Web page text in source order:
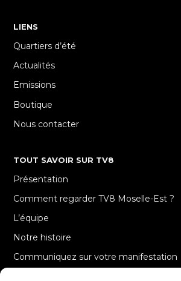
LIENS
Quartiers d’été
Actualités
Emissions
Boutique
Nous contacter
TOUT SAVOIR SUR TV8
Présentation
Comment regarder TV8 Moselle-Est ?
L’équipe
Notre histoire
Communiquez sur votre manifestation